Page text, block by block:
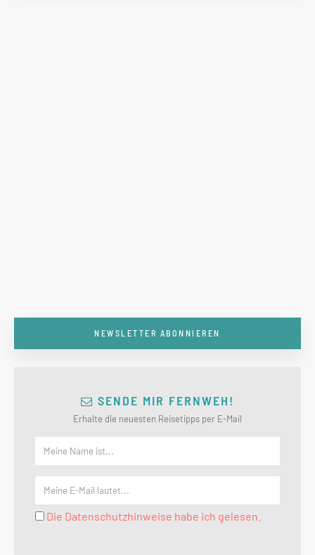
NEWSLETTER ABONNIEREN
SENDE MIR FERNWEH!
Erhalte die neuesten Reisetipps per E-Mail
Die Datenschutzhinweise habe ich gelesen.